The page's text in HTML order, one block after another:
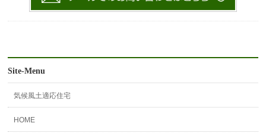
Site-Menu
気候風土適応住宅
HOME